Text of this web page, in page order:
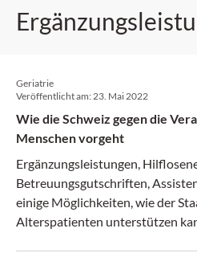
Geriatrie
Veröffentlicht am: 23. Mai 2022
Wie die Schweiz gegen die
Menschen vorgeht
Ergänzungsleistungen,
Betreuungsgutschriften,
einige Möglichkeiten, wie der
Alterspatienten unterstützen